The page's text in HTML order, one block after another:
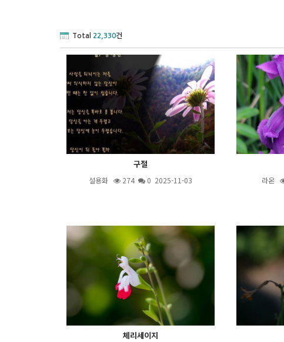
Total 22,330건
구절
설용화 274 0 2025-11-03 라온
체리세이지